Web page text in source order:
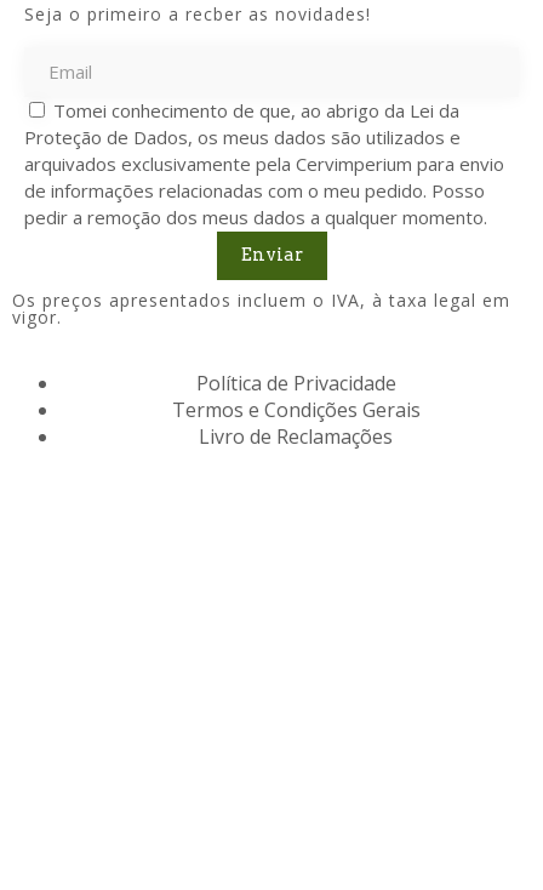
Seja o primeiro a recber as novidades!
Tomei conhecimento de que, ao abrigo da Lei da
Proteção de Dados, os meus dados são utilizados e
arquivados exclusivamente pela Cervimperium para envio
de informações relacionadas com o meu pedido. Posso
pedir a remoção dos meus dados a qualquer momento.
Enviar
Os preços apresentados incluem o IVA, à taxa legal em
vigor.
Política de Privacidade
Termos e Condições Gerais
Livro de Reclamações